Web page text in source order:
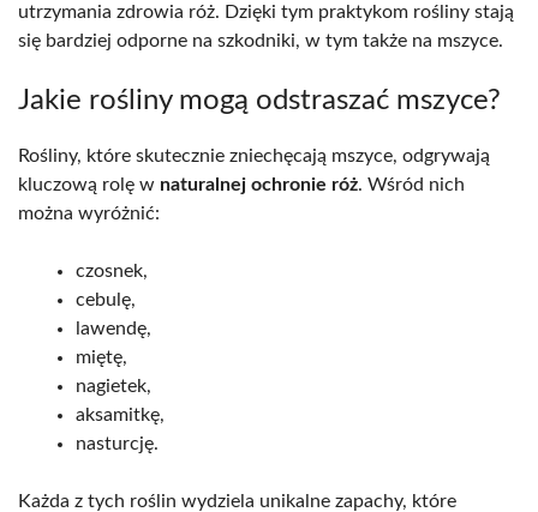
utrzymania zdrowia róż. Dzięki tym praktykom rośliny stają
się bardziej odporne na szkodniki, w tym także na mszyce.
Jakie rośliny mogą odstraszać mszyce?
Rośliny, które skutecznie zniechęcają mszyce, odgrywają
kluczową rolę w naturalnej ochronie róż. Wśród nich
można wyróżnić:
czosnek,
cebulę,
lawendę,
miętę,
nagietek,
aksamitkę,
nasturcję.
Każda z tych roślin wydziela unikalne zapachy, które